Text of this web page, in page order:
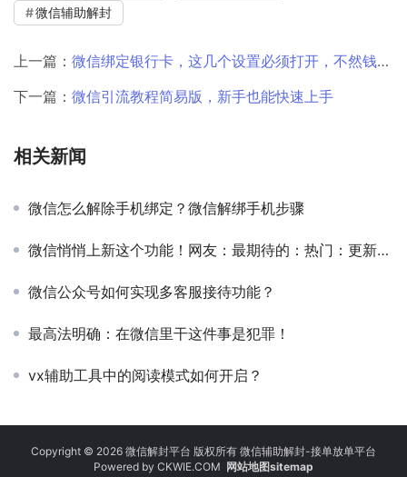
微信辅助解封
上一篇： 微信绑定银行卡，这几个设置必须打开，不然钱少了都不知道
下一篇： 微信引流教程简易版，新手也能快速上手
相关新闻
微信怎么解除手机绑定？微信解绑手机步骤
微信悄悄上新这个功能！网友：最期待的：热门：更新是....
微信公众号如何实现多客服接待功能？
最高法明确：在微信里干这件事是犯罪！
vx辅助工具中的阅读模式如何开启？
Copyright © 2026 微信解封平台 版权所有 微信辅助解封-接单放单平台
Powered by CKWIE.COM 网站地图sitemap